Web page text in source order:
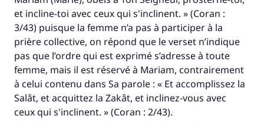
et incline-toi avec ceux qui s'inclinent. » (Coran :
3/43) puisque la femme n’a pas à participer à la
prière collective, on répond que le verset n’indique
pas que l’ordre qui est exprimé s’adresse à toute
femme, mais il est réservé à Mariam, contrairement
à celui contenu dans Sa parole : « Et accomplissez la
Salât, et acquittez la Zakât, et inclinez-vous avec
ceux qui s'inclinent. » (Coran : 2/43).